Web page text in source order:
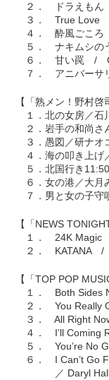
２． ドラえも
３． True
４． 酔風ごこ
５． ナキムシ
６． 甘い罠 /
７． アニバー
【「熟メン！野村
１．北の女房／石
２．岩手の和尚さ
３．愚図／研ナオ
４．海の叩き上げ
５．北国行き
６．女の港／大月
７．男と女の子守
【「NEWS
１． 24K Magic
２． KATANA /
【「TOP POP
１． Both
２． You
３． All
４． I’ll Coming
５． You’re
６． I Can’t Go
／ Daryl Hall &